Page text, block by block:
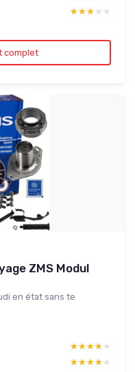
★★★★★
★★★★★
complet
ZMS Modul
en état sans te
★★★★★
★★★★★
★★★★★
★★★★★